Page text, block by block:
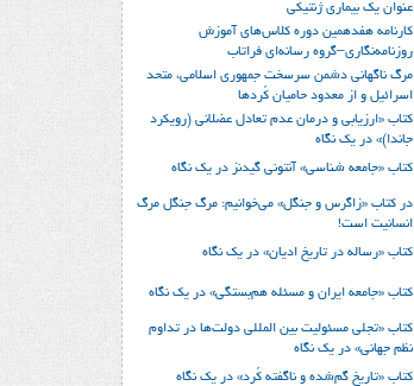
عنوان یک بیماری ژنتیکی
کارنامه هفدهمین دوره کلاس‌های آموزش
روزنامه‌نگاری–گروه رسانه‌ای فراتاب
مرگ ناگهانی دشمن سرسخت جمهوری اسلامی، متحد
اسرائیل و از معدود حامیان کُردها
کتاب «ارزیابی و درمان عدم تعادل عضلانی (رویکرد
جاندا)» در یک نگاه
کتاب «جامعه شناسی» آنتونی گیدنز در یک نگاه
در کتاب «زاگرس و جنگل» می‌خوانیم: مرگ جنگل مرگ
انسانیت است!
کتاب «رساله در تاریخ ادیان» در یک نگاه
کتاب «جامعه ایران و مسئله هم‌بستگی» در یک نگاه
کتاب «تجلی مسئولیت بین المللی دولت‌ها در تداوم
نظم جهانی» در یک نگاه
کتاب «تاریخ گم‌شده و ناگفته کُرد» در یک نگاه